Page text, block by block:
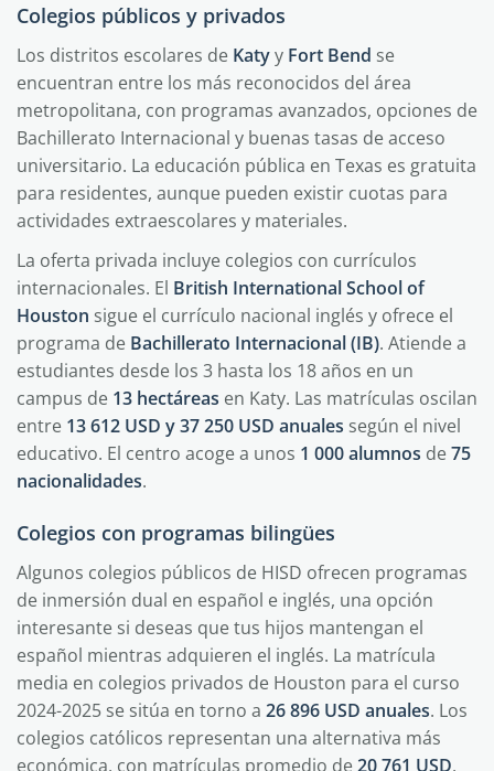
Colegios públicos y privados
Los distritos escolares de Katyy Fort Bend se
encuentran entre los más reconocidos del área
metropolitana, con programas avanzados, opciones de
Bachillerato Internacional y buenas tasas de acceso
universitario. La educación pública en Texas es gratuita
para residentes, aunque pueden existir cuotas para
actividades extraescolares y materiales.
La oferta privada incluye colegios con currículos
internacionales. El British International School of
Houston sigue el currículo nacional inglés y ofrece el
programa de Bachillerato Internacional (IB). Atiende a
estudiantes desde los 3 hasta los 18 años en un
campus de 13 hectáreas en Katy. Las matrículas oscilan
entre 13 612 USD y 37 250 USD anuales según el nivel
educativo. El centro acoge a unos 1 000 alumnos de75
nacionalidades.
Colegios con programas bilingües
Algunos colegios públicos de HISD ofrecen programas
de inmersión dual en español e inglés, una opción
interesante si deseas que tus hijos mantengan el
español mientras adquieren el inglés. La matrícula
media en colegios privados de Houston para el curso
2024-2025 se sitúa en torno a 26 896 USD anuales. Los
colegios católicos representan una alternativa más
económica, con matrículas promedio de20 761 USD,